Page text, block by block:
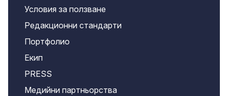
Условия за ползване
Редакционни стандарти
Портфолио
Екип
PRESS
Медийни партньорства